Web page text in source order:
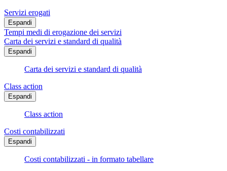
Servizi erogati
Espandi
Tempi medi di erogazione dei servizi
Carta dei servizi e standard di qualità
Espandi
Carta dei servizi e standard di qualità
Class action
Espandi
Class action
Costi contabilizzati
Espandi
Costi contabilizzati - in formato tabellare